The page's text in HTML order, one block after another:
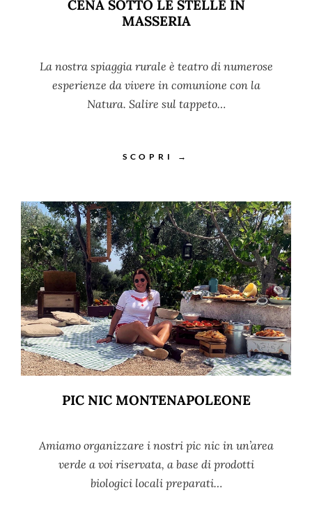
CENA SOTTO LE STELLE IN
MASSERIA
La nostra spiaggia rurale è teatro di numerose
esperienze da vivere in comunione con la
Natura. Salire sul tappeto…
SCOPRI →
PIC NIC MONTENAPOLEONE
Amiamo organizzare i nostri pic nic in un’area
verde a voi riservata, a base di prodotti
biologici locali preparati…